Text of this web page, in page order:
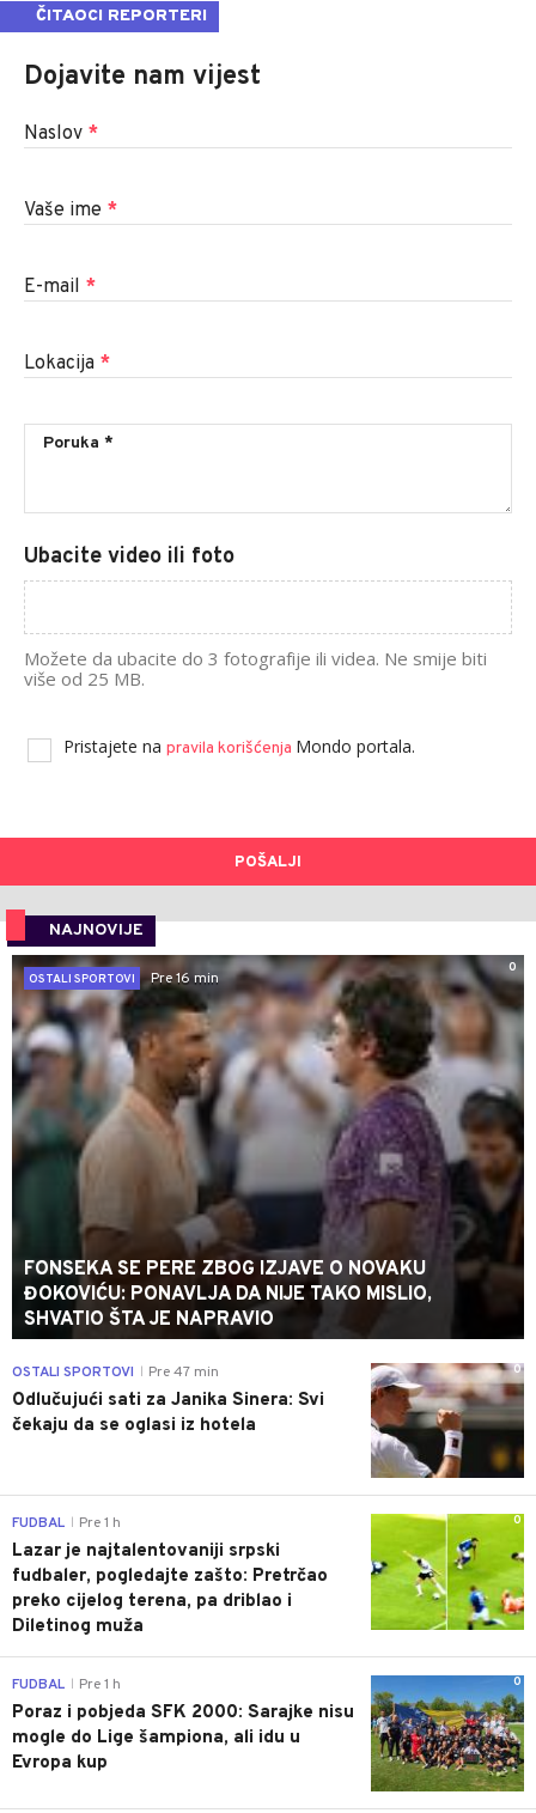
ČITAOCI REPORTERI
Dojavite nam vijest
Naslov *
Vaše ime *
E-mail *
Lokacija *
Ubacite video ili foto
Možete da ubacite do 3 fotografije ili videa. Ne smije biti
više od 25 MB.
Pristajete na pravila korišćenja Mondo portala.
POŠALJI
NAJNOVIJE
0
OSTALI SPORTOVI
Pre 16 min
FONSEKA SE PERE ZBOG IZJAVE O NOVAKU
ĐOKOVIĆU: PONAVLJA DA NIJE TAKO MISLIO,
SHVATIO ŠTA JE NAPRAVIO
0
OSTALI SPORTOVI Pre 47 min
Odlučujući sati za Janika Sinera: Svi
čekaju da se oglasi iz hotela
0
FUDBAL Pre 1 h
Lazar je najtalentovaniji srpski
fudbaler, pogledajte zašto: Pretrčao
preko cijelog terena, pa driblao i
Diletinog muža
0
FUDBAL Pre 1 h
Poraz i pobjeda SFK 2000: Sarajke nisu
mogle do Lige šampiona, ali idu u
Evropa kup